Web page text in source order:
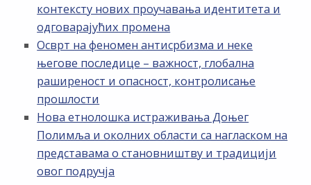
контексту нових проучавања идентитета и
одговарајућих промена
Осврт на феномен антисрбизма и неке
његове последице – важност, глобална
раширеност и опасност, контролисање
прошлости
Нова етнолошка истраживања Доњег
Полимља и околних области са нагласком на
представама о становништву и традицији
овог подручја